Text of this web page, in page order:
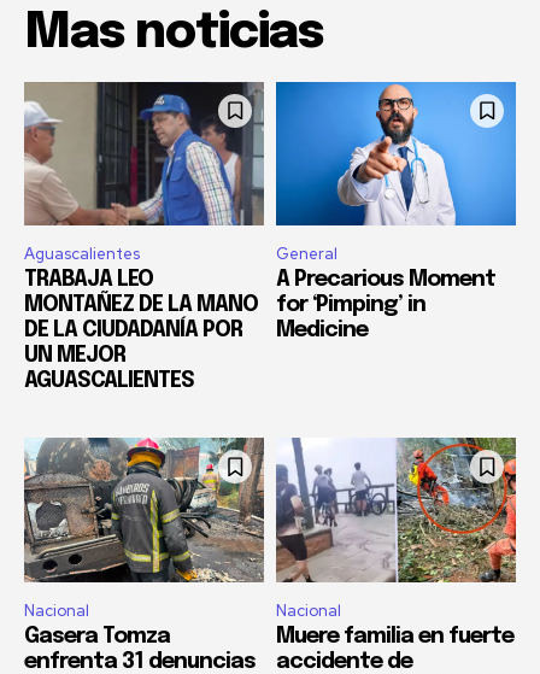
Mas noticias
Aguascalientes
TRABAJA LEO
MONTAÑEZ DE LA MANO
DE LA CIUDADANÍA POR
UN MEJOR
AGUASCALIENTES
General
A Precarious Moment
for ‘Pimping’ in
Medicine
Nacional
Gasera Tomza
enfrenta 31 denuncias
Nacional
Muere familia en fuerte
accidente de